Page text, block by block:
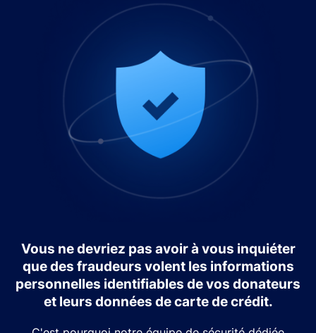
Vous ne devriez pas avoir à vous inquiéter
que des fraudeurs volent les informations
personnelles identifiables de vos donateurs
et leurs données de carte de crédit.